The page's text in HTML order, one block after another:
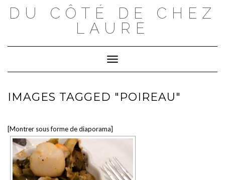
DU CÔTÉ DE CHEZ
LAURE
Toggle Navigation
IMAGES TAGGED "POIREAU"
[Montrer sous forme de diaporama]